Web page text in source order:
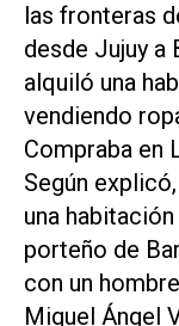
las fronteras
desde Jujuy a
alquiló una
vendiendo
Compraba en
Según
una
porteño de
con un
Miguel Ángel